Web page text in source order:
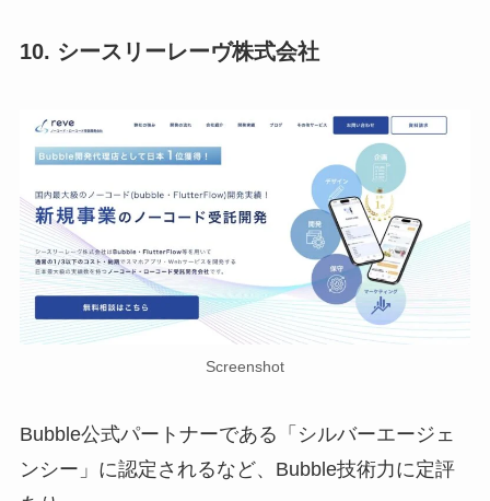
10. シースリーレーヴ株式会社
Screenshot
Bubble公式パートナーである「シルバーエージェ
ンシー」に認定されるなど、Bubble技術力に定評